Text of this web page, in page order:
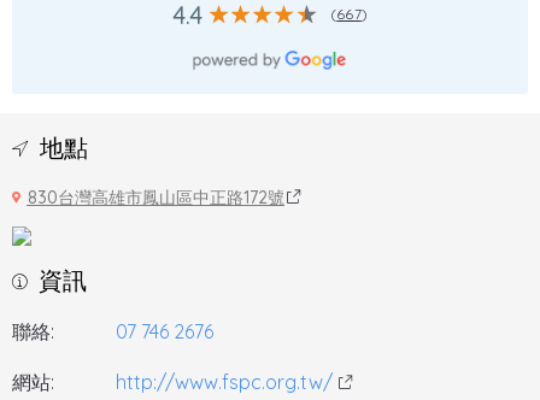
4.4 (667)
地點
830台灣高雄市鳳山區中正路172號
資訊
聯絡: 07 746 2676
網站: http://www.fspc.org.tw/